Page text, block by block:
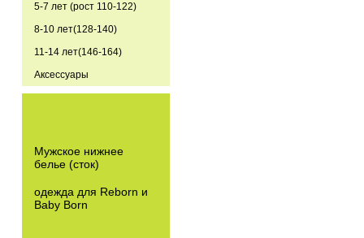
5-7 лет (рост 110-122)
8-10 лет(128-140)
11-14 лет(146-164)
Аксессуары
Мужское нижнее
белье (сток)
одежда для Reborn и
Baby Born